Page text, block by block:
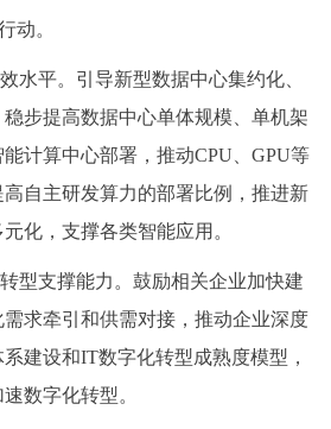
。
平。引导新型数据中心集约化、
步提高数据中心单体规模、单机架
计算中心部署，推动CPU、GPU等
自主研发算力的部署比例，推进新
化，支撑各类智能应用。
支撑能力。鼓励相关企业加快建
求牵引和供需对接，推动企业深度
系建设和IT数字化转型成熟度模型，
数字化转型。